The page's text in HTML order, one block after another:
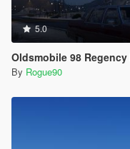
5.0
Oldsmobile 98 Regency
By Rogue90